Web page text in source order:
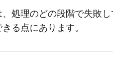
処理のどの段階で失敗
る点にあります。